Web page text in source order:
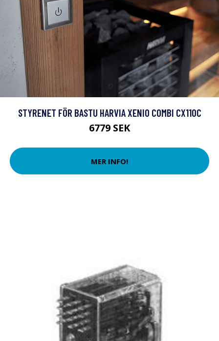
STYRENET FÖR BASTU HARVIA XENIO COMBI CX110C
6779 SEK
MER INFO!